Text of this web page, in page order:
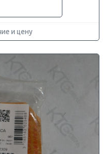
и цену